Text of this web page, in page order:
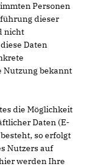
Personen
dieser
nicht
Daten
Nutzung bekannt
die Möglichkeit
Daten (E-
so erfolgt
Nutzers auf
werden Ihre